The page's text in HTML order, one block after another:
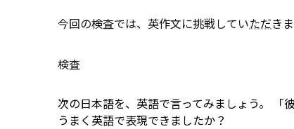
今回の検査では、英作文に挑戦していただきま
検査
次の日本語を、英語で言ってみましょう。 「
うまく英語で表現できましたか？